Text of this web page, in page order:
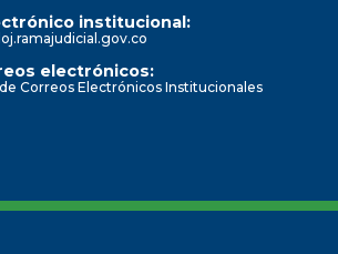
institucional:
electrónicos:
Correos Electrónicos Institucionales